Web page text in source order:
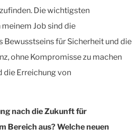
Die wichtigsten
Job sind die
Bewusstseins für Sicherheit und die
ohne Kompromisse zu machen
die Erreichung von
nach die Zukunft für
Bereich aus? Welche neuen